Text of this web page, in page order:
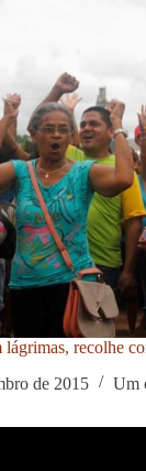
lágrimas, recolhe
de 2015
Um